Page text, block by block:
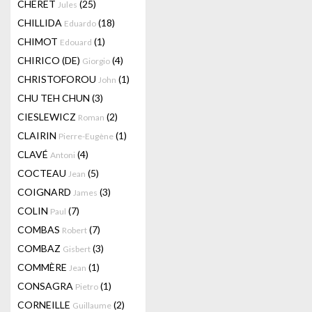
CHERET Jules (25)
CHILLIDA Eduardo (18)
CHIMOT Edouard (1)
CHIRICO (DE) Giorgio (4)
CHRISTOFOROU John (1)
CHU TEH CHUN (3)
CIESLEWICZ Roman (2)
CLAIRIN Pierre-Eugène (1)
CLAVÉ Antoni (4)
COCTEAU Jean (5)
COIGNARD James (3)
COLIN Paul (7)
COMBAS Robert (7)
COMBAZ Gisbert (3)
COMMÈRE Jean (1)
CONSAGRA Pietro (1)
CORNEILLE Guillaume (2)